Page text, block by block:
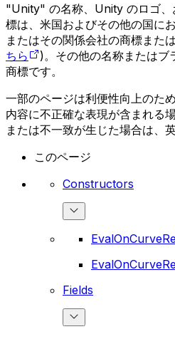
"Unity" の名称、Unity のロゴ
標は、米国およびその他の国に
またはその関係会社の商標また
ちら
)。その他の名称またはブ
商標です。
一部のページは利便性向上のた
内容に不正確な表現が含まれる
または不一致が生じた場合は、
このページ
Constructors
Fields